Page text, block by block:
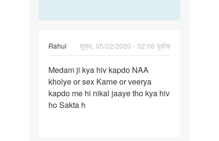
Rahul
शुक्र, 05/22/2020 - 02:06 पूर्वान्ह
Medam
ji
kya
hiv
Medam ji kya hiv kapdo NAA
kholye or sex Karne or veerya
kapdo me hi nikal jaaye tho kya hiv
ho Sakta h